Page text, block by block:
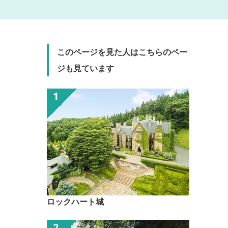
このページを見た人はこちらのペー
ジも見ています
ロックハート城